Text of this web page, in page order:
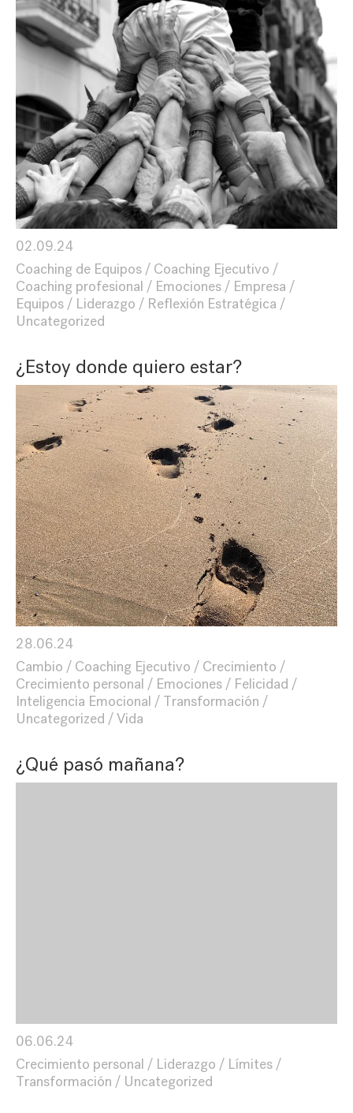
02.09.24
Coaching de Equipos
Coaching Ejecutivo
Coaching profesional
Emociones
Empresa
Equipos
Liderazgo
Reflexión Estratégica
Uncategorized
¿Estoy donde quiero estar?
28.06.24
Cambio
Coaching Ejecutivo
Crecimiento
Crecimiento personal
Emociones
Felicidad
Inteligencia Emocional
Transformación
Uncategorized
Vida
¿Qué pasó mañana?
06.06.24
Crecimiento personal
Liderazgo
Límites
Transformación
Uncategorized